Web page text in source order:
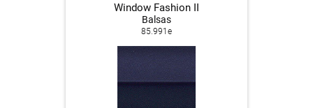
Window Fashion II
Balsas
85.991e